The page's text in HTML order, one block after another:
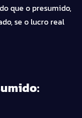
que o presumido,
se o lucro real